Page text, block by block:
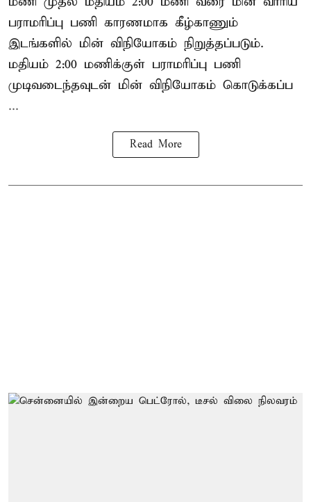
பராமரிப்பு பணி காரணமாக கீழ்காணும்
இடங்களில் மின் விநியோகம் நிறுத்தப்படும்.
மதியம் 2:00 மணிக்குள் பராமரிப்பு பணி
முடிவடைந்தவுடன் மின் விநியோகம் கொடுக்கப்ப
...
Read More